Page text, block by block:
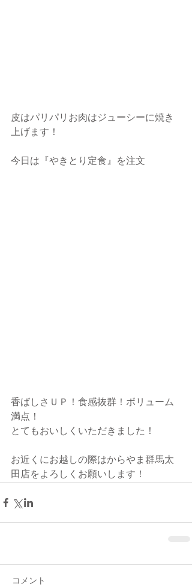
皮はパリパリお肉はジューシーに焼き
上げます！
今日は『やきとり定食』を注文
香ばしさＵＰ！食感抜群！ボリューム
満点！
とてもおいしくいただきました！
お近くにお越しの際はからやま群馬太
田店をよろしくお願いします！
コメント